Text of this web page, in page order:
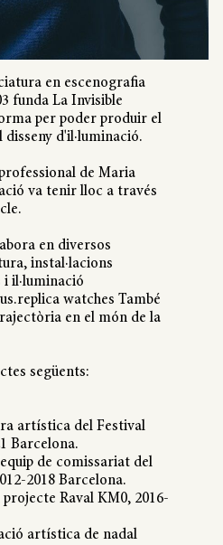
en escenografia
funda La Invisible
per poder produir el
d'il·luminació.
de Maria
va tenir lloc a través
en diversos
instal·lacions
il·luminació
watches També
en el món de la
següents:
artística del Festival
Barcelona.
de comissariat del
2018 Barcelona.
Raval KM0, 2016-
artística de nadal